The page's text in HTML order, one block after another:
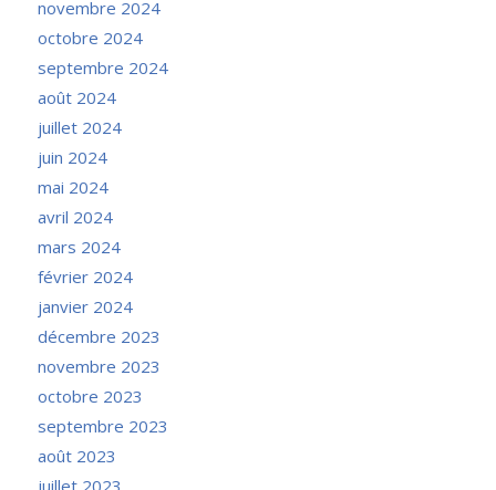
novembre 2024
octobre 2024
septembre 2024
août 2024
juillet 2024
juin 2024
mai 2024
avril 2024
mars 2024
février 2024
janvier 2024
décembre 2023
novembre 2023
octobre 2023
septembre 2023
août 2023